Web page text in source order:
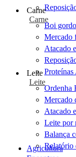
Carne
Carne
Boi gordo
Mercado
Atacado
Leite
Leite
Ordenha
Mercado
Atacado
Leite por
Balança
Relatório
Agricultura